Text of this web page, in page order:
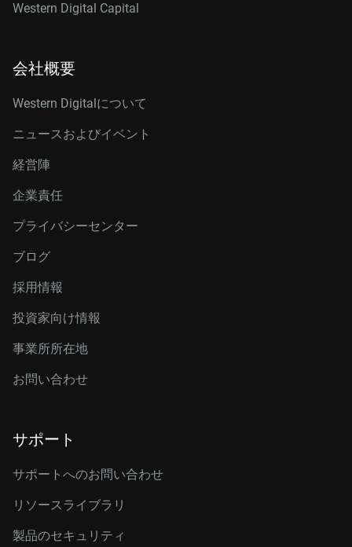
Western Digital Capital
会社概要
Western Digitalについて
ニュースおよびイベント
経営陣
企業責任
プライバシーセンター
ブログ
採用情報
投資家向け情報
事業所所在地
お問い合わせ
サポート
サポートへのお問い合わせ
リソースライブラリ
製品のセキュリティ